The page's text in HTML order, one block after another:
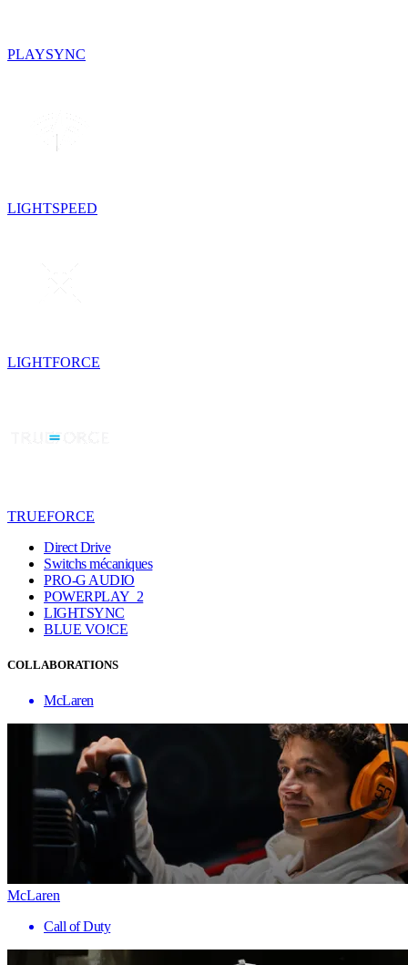
PLAYSYNC
LIGHTSPEED
LIGHTFORCE
TRUEFORCE
Direct Drive
Switchs mécaniques
PRO-G AUDIO
POWERPLAY 2
LIGHTSYNC
BLUE VO!CE
COLLABORATIONS
McLaren
McLaren
Call of Duty